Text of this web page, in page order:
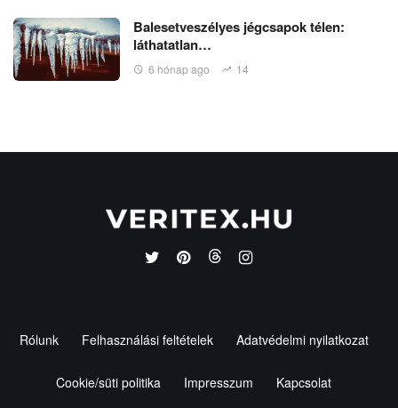
Balesetveszélyes jégcsapok télen:
láthatatlan…
6 hónap ago 14
Rólunk Felhasználási feltételek Adatvédelmi nyilatkozat
Cookie/süti politika Impresszum Kapcsolat